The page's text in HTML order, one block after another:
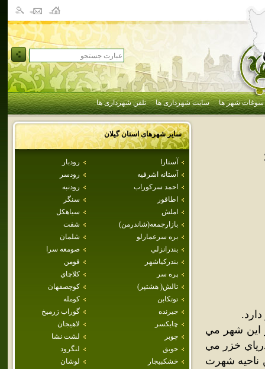
سوغات شهر ها سایت شهرداری ها تلفن شهرداری ها
سایر شهرهای استانگيلان
آستارا
رودبار
آستانه اشرفيه
رودسر
احمد سركوراب
رودنبه
اطاقور
سنگر
املش
سياهكل
بازارجمعه(شاندرمن)
شفت
بره سرعمارلو
شلمان
بندرانزلي
صومعه سرا
بندركياشهر
فومن
پره سر
كلاچاي
تالش( هشتپر)
كوچصفهان
توتكابن
كومله
جيرنده
گوراب زرميخ
چابكسر
لاهيجان
چوبر
لشت نشا
حويق
لنگرود
خشكبيجار
لوشان
اين شهر مي
خزر مي
ناحيه شهرت